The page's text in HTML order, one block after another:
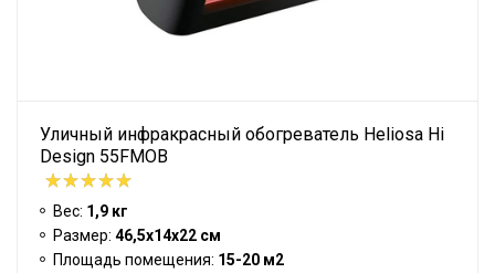
Уличный инфракрасный обогреватель Heliosa Hi
Design 55FMOB
Вес: 1,9 кг
Размер: 46,5х14х22 см
Площадь помещения: 15-20 м2